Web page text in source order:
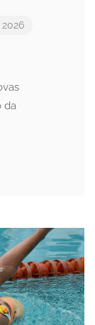
da